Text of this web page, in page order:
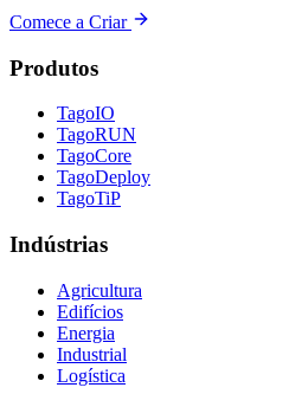
Comece a Criar
Produtos
TagoIO
TagoRUN
TagoCore
TagoDeploy
TagoTiP
Indústrias
Agricultura
Edifícios
Energia
Industrial
Logística